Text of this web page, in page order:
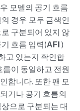
모델의 공기 흐름
경우 모두 금색인
구분되어 있지 않
흐름 입력(AFI)
고 있는지 확인합
름이 동일하고 전원
합니다. 또한 팬 모
거나 공기 흐름의
으로 구분되는 대